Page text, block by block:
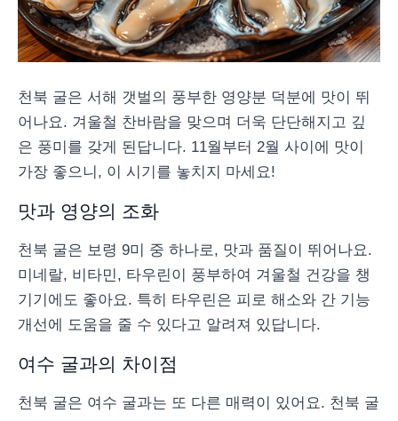
천북 굴은 서해 갯벌의 풍부한 영양분 덕분에 맛이 뛰
어나요. 겨울철 찬바람을 맞으며 더욱 단단해지고 깊
은 풍미를 갖게 된답니다. 11월부터 2월 사이에 맛이
가장 좋으니, 이 시기를 놓치지 마세요!
맛과 영양의 조화
천북 굴은 보령 9미 중 하나로, 맛과 품질이 뛰어나요.
미네랄, 비타민, 타우린이 풍부하여 겨울철 건강을 챙
기기에도 좋아요. 특히 타우린은 피로 해소와 간 기능
개선에 도움을 줄 수 있다고 알려져 있답니다.
여수 굴과의 차이점
천북 굴은 여수 굴과는 또 다른 매력이 있어요. 천북 굴